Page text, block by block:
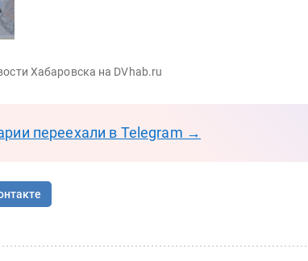
Хабаровска на DVhab.ru
переехали в Telegram →